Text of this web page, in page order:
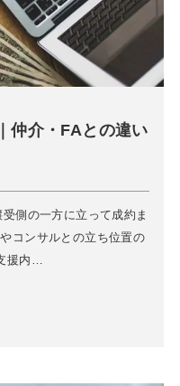
仲介・FAとの違い
側の一方に立って成約ま
コンサルとの立ち位置の
援内…